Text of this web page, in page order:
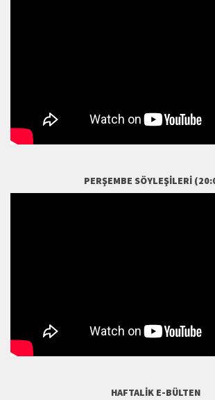
PERŞEMBE SÖYLEŞILERI
HAFTALIK E-BÜLTEN